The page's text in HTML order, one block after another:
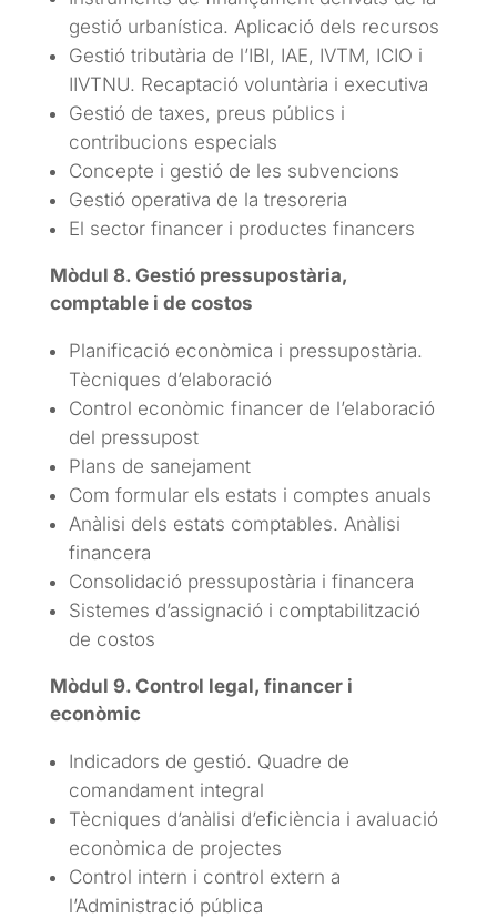
gestió urbanística. Aplicació dels recursos
Gestió tributària de l’IBI, IAE, IVTM, ICIO i
IIVTNU. Recaptació voluntària i executiva
Gestió de taxes, preus públics i
contribucions especials
Concepte i gestió de les subvencions
Gestió operativa de la tresoreria
El sector financer i productes financers
Mòdul 8. Gestió pressupostària,
comptable i de costos
Planificació econòmica i pressupostària.
Tècniques d’elaboració
Control econòmic financer de l’elaboració
del pressupost
Plans de sanejament
Com formular els estats i comptes anuals
Anàlisi dels estats comptables. Anàlisi
financera
Consolidació pressupostària i financera
Sistemes d’assignació i comptabilització
de costos
Mòdul 9. Control legal, financer i
econòmic
Indicadors de gestió. Quadre de
comandament integral
Tècniques d’anàlisi d’eficiència i avaluació
econòmica de projectes
Control intern i control extern a
l’Administració pública